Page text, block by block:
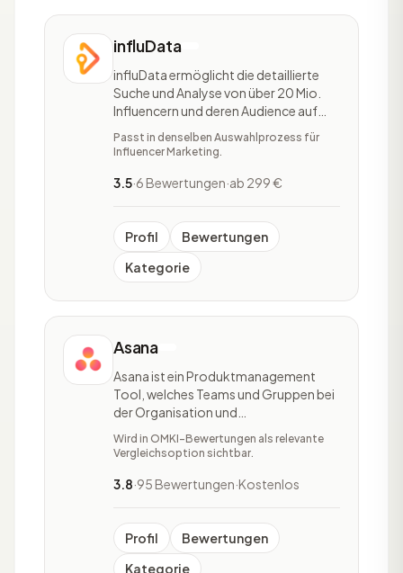
influData
influData ermöglicht die detaillierte
Suche und Analyse von über 20 Mio.
Influencern und deren Audience auf
Instagram, TikTok, YouTube und
YouTube Shorts sowie ein
Kampagnen-Management mit
Listening Features. influData ist die Gr
Passt in denselben Auswahlprozess für
Influencer Marketing.
3.5·6 Bewertungen·ab 299 €
Profil
Bewertungen
Kategorie
Asana
Asana ist ein Produktmanagement
Tool, welches Teams und Gruppen bei
der Organisation und
Aufgabenverteilung sowie der
Verfolgung ihrer Arbeit
geräteunabhängig nutzbar, wodurch
jederzeit abrufbar sind. Asana ist
vielfältig einsetzbar,
Wird in OMKI-Bewertungen als relevante
Vergleichsoption sichtbar.
3.8·95 Bewertungen·Kostenlos
Profil
Bewertungen
Kategorie